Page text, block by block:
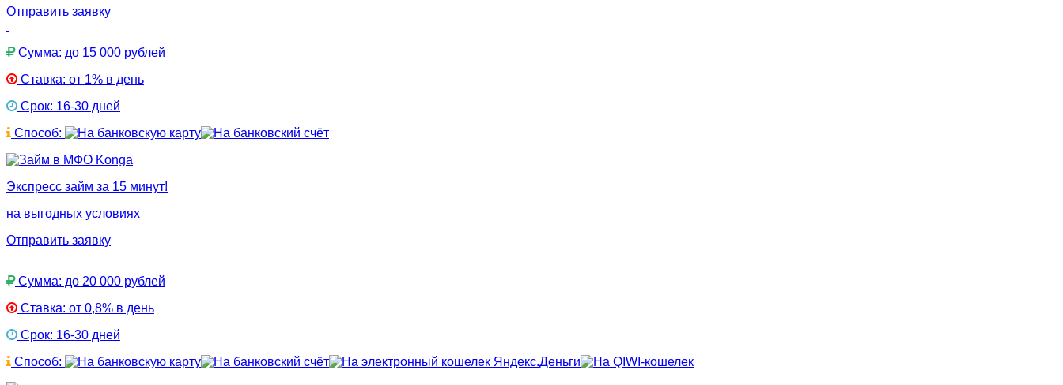
Отправить заявку
Сумма: до 15 000 рублей
Ставка: от 1% в день
Срок: 16-30 дней
Способ:
Экспресс займ за 15 минут!
на выгодных условиях
Отправить заявку
Сумма: до 20 000 рублей
Ставка: от 0,8% в день
Срок: 16-30 дней
Способ: